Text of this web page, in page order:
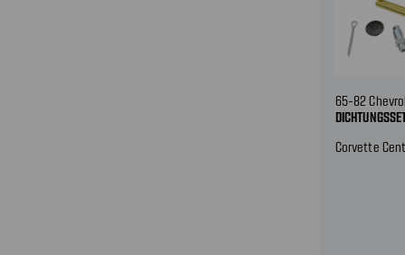
65-82
Corvette